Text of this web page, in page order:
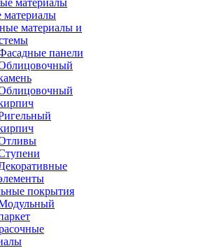
материалы
материалы и
панели
покрытия